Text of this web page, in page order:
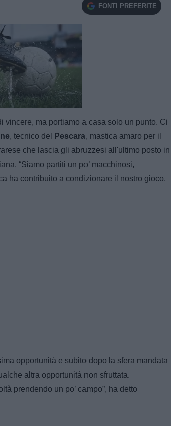
FONTI PREFERITE
vincere, ma portiamo a casa solo un punto. Ci
, tecnico del Pescara, mastica amaro per il
che lascia gli abruzzesi all'ultimo posto in
“Siamo partiti un po’ macchinosi,
ha contribuito a condizionare il nostro gioco.
opportunità e subito dopo la sfera mandata
altra opportunità non sfruttata.
prendendo un po’ campo”, ha detto